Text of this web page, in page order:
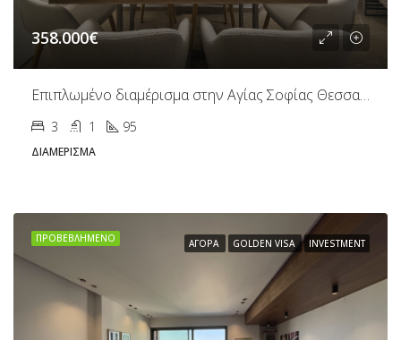
358.000€
Επιπλωμένο διαμέρισμα στην Αγίας Σοφίας Θεσσαλονίκη
3 1 95
ΔΙΑΜΈΡΙΣΜΑ
ΠΡΟΒΕΒΛΗΜΈΝΟ ΑΓΟΡΆ GOLDEN VISA INVESTMENT